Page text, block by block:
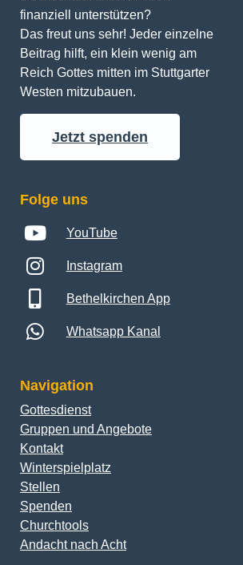
finanziell unterstützen?
Das freut uns sehr! Jeder einzelne
Beitrag hilft, ein klein wenig am
Reich Gottes mitten im Stuttgarter
Westen mitzubauen.
Jetzt spenden
Folge uns
YouTube
Instagram
Bethelkirchen App
Whatsapp Kanal
Navigation
Gottesdienst
Gruppen und Angebote
Kontakt
Winterspielplatz
Stellen
Spenden
Churchtools
Andacht nach Acht